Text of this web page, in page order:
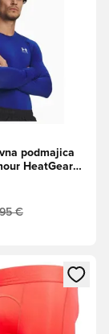
podmajica
HeatGear
€
za prijavo ali